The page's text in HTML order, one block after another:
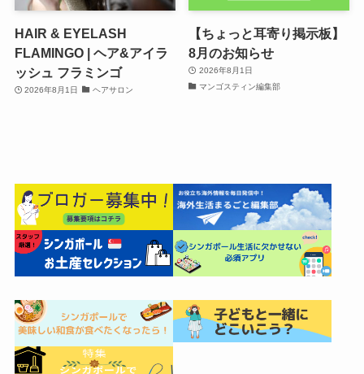
HAIR & EYELASH
FLAMINGO | ヘア&アイラ
ッシュ フラミンゴ
2026年8月1日 ヘアサロン
【ちょっと耳寄り掲示板】
8月のお知らせ
2026年8月1日
マンゴスティン編集部